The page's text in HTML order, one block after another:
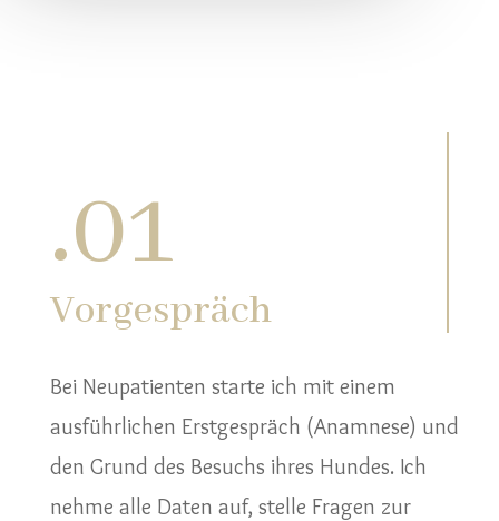
.01
Vorgespräch
Bei Neupatienten starte ich mit einem
ausführlichen Erstgespräch (Anamnese) und
den Grund des Besuchs ihres Hundes. Ich
nehme alle Daten auf, stelle Fragen zur